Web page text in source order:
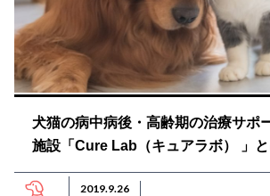
犬猫の病中病後・高齢期の治療サポ
施設「Cure Lab（キュアラボ） 」と
2019.9.26